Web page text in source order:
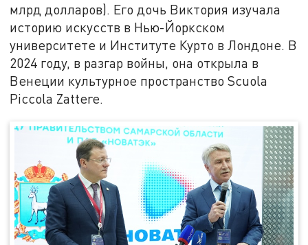
млрд долларов). Его дочь Виктория изучала
историю искусств в Нью-Йоркском
университете и Институте Курто в Лондоне. В
2024 году, в разгар войны, она открыла в
Венеции культурное пространство Scuola
Piccola Zattere.